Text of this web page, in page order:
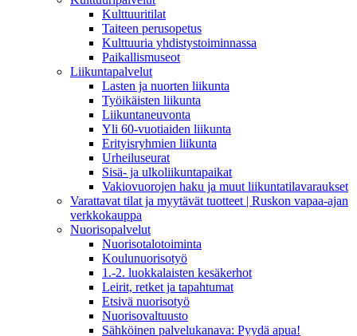
Kulttuuritilat
Taiteen perusopetus
Kulttuuria yhdistystoiminnassa
Paikallismuseot
Liikuntapalvelut
Lasten ja nuorten liikunta
Työikäisten liikunta
Liikuntaneuvonta
Yli 60-vuotiaiden liikunta
Erityisryhmien liikunta
Urheiluseurat
Sisä- ja ulkoliikuntapaikat
Vakiovuorojen haku ja muut liikuntatilavaraukset
Varattavat tilat ja myytävät tuotteet | Ruskon vapaa-ajan
verkkokauppa
Nuorisopalvelut
Nuorisotalotoiminta
Koulunuorisotyö
1.-2. luokkalaisten kesäkerhot
Leirit, retket ja tapahtumat
Etsivä nuorisotyö
Nuorisovaltuusto
Sähköinen palvelukanava: Pyydä apua!